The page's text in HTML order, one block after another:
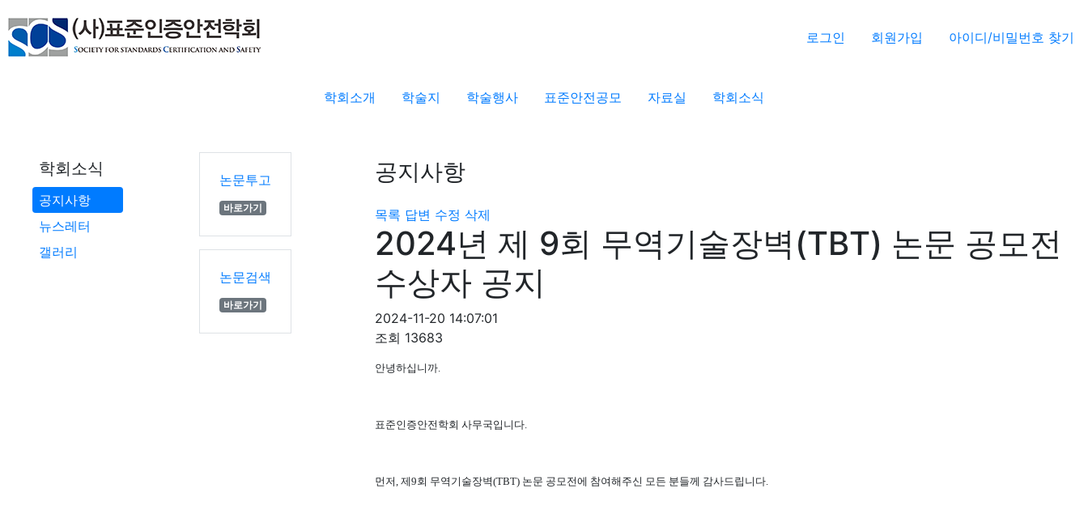
로그인 회원가입 아이디/비밀번호 찾기
학회소개 학술지 학술행사 표준안전공모 자료실 학회소식
학회소식
공지사항
뉴스레터
갤러리
논문투고
바로가기
논문검색
바로가기
공지사항
목록 답변 수정 삭제
2024년 제 9회 무역기술장벽(TBT) 논문 공모전
수상자 공지
2024-11-20 14:07:01
조회 13683
안녕하십니까.
표준인증안전학회 사무국입니다.
먼저, 제9회 무역기술장벽(TBT) 논문 공모전에 참여해주신 모든 분들께 감사드립니다.